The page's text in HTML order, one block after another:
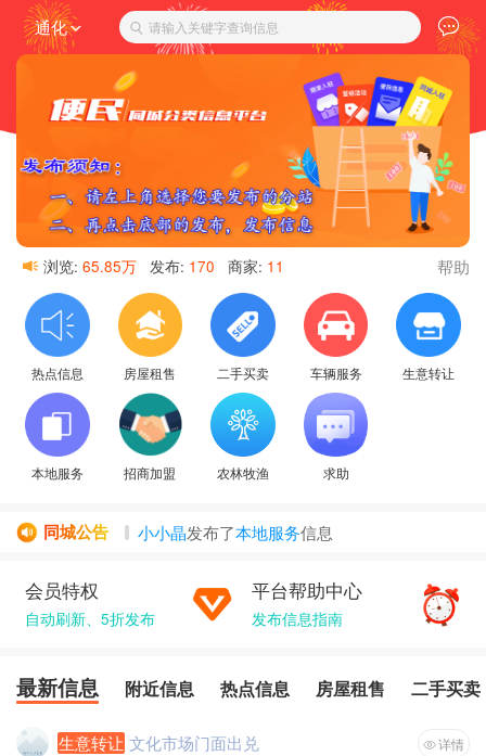
通化 请输入关键字查询信息
浏览: 65.85万 发布: 170 商家: 11 帮助
热点信息 房屋租售 二手买卖 车辆服务 生意转让
本地服务 招商加盟 农林牧渔 求助
同城公告 小小晶发布了本地服务信息
酒品龙虾年... 发布了本地服务信息
亿诚牧业...发布了信息
会员特权
自动刷新、5折发布
平台帮助中心
发布信息指南
最新信息 附近信息 热点信息 房屋租售 二手买卖
生意转让 文化市场门面出兑 详情